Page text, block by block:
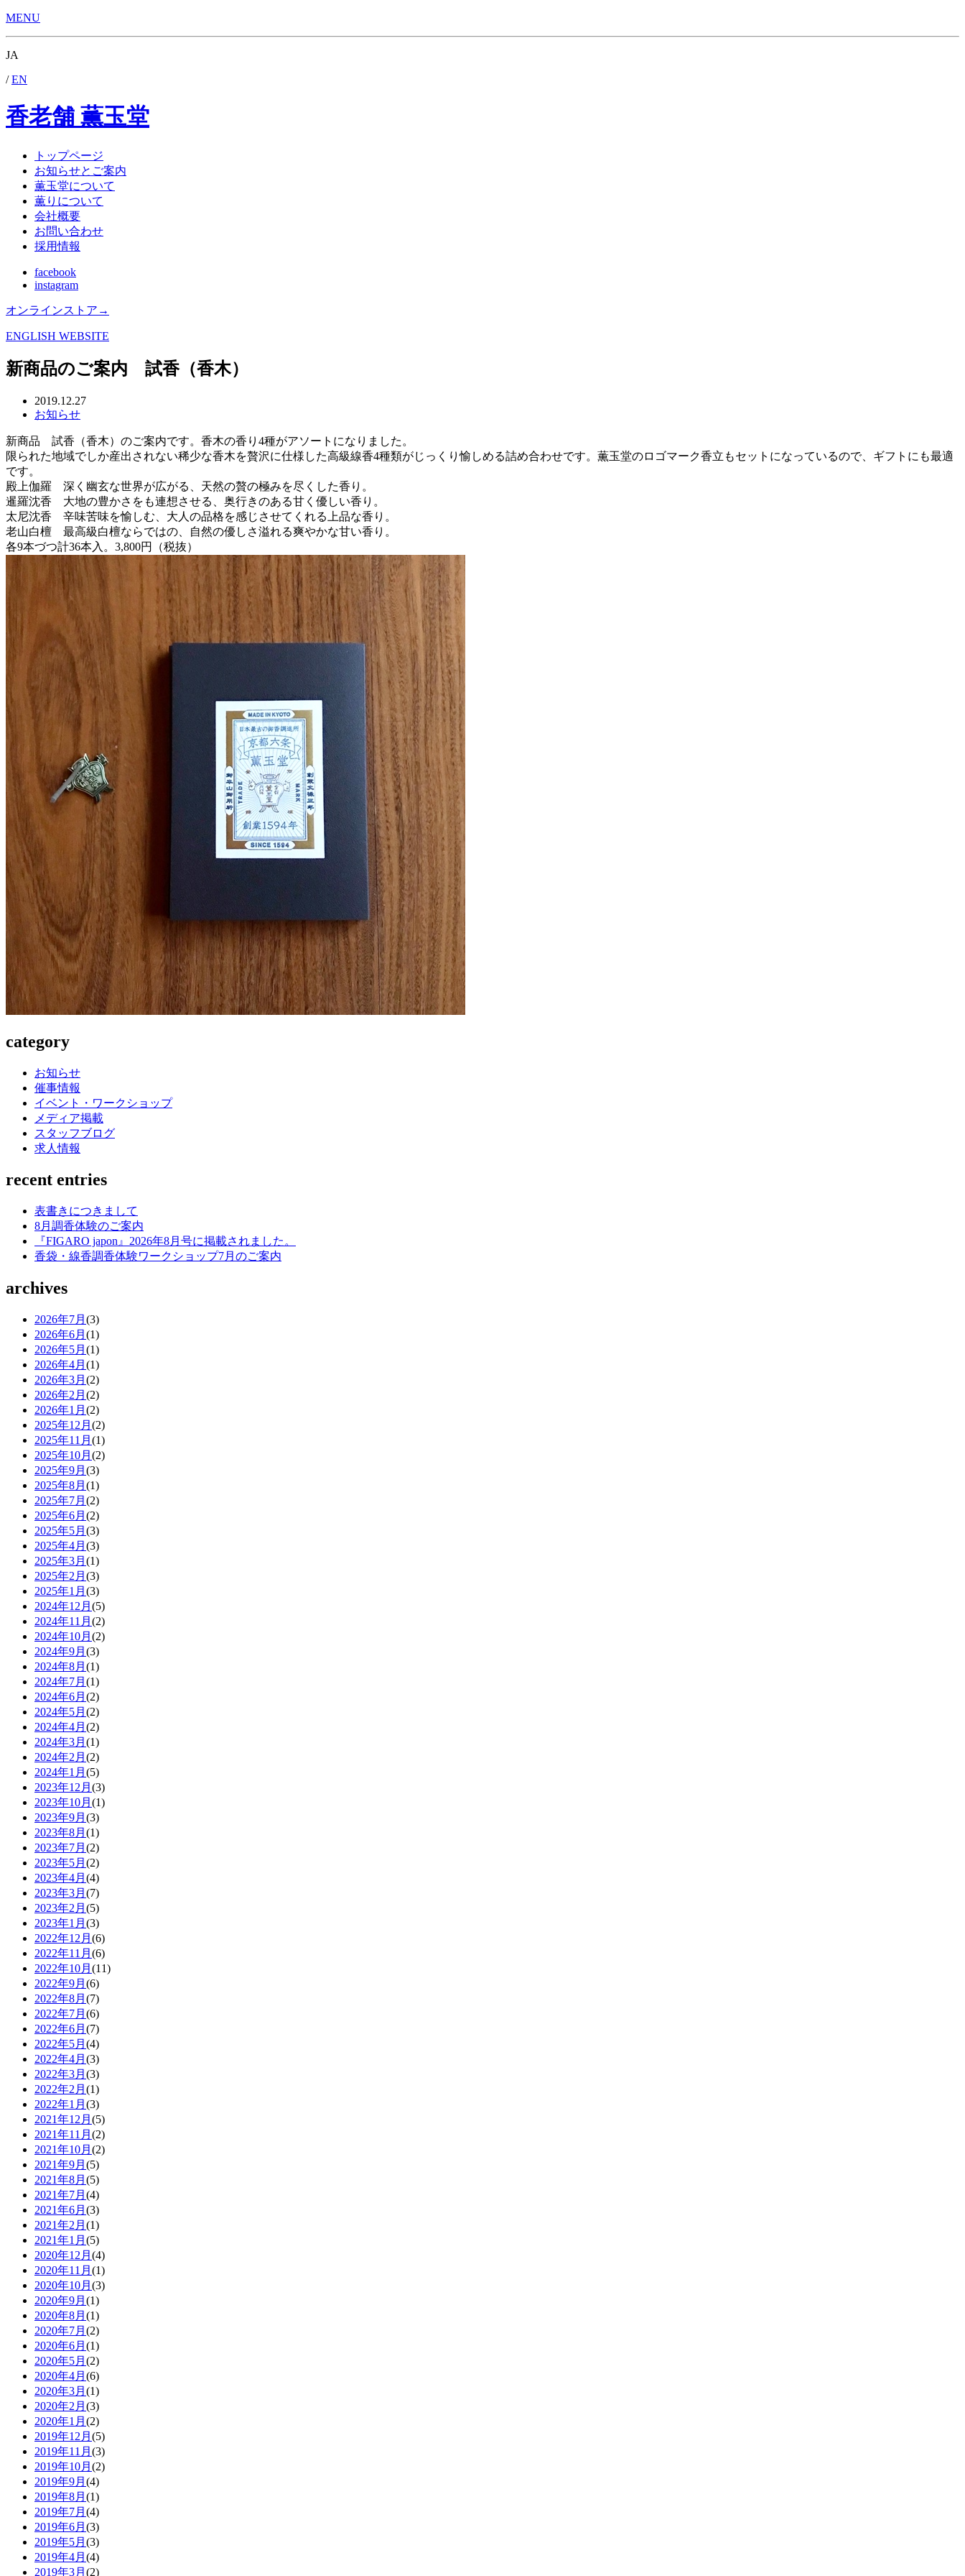
MENU
JA
/ EN
香老舗 薫玉堂
トップページ
お知らせとご案内
薫玉堂について
薫りについて
会社概要
お問い合わせ
採用情報
facebook
instagram
オンラインストア →
ENGLISH WEBSITE
新商品のご案内 試香（香木）
2019.12.27
お知らせ
新商品 試香（香木）のご案内です。香木の香り4種がアソートになりました。
限られた地域でしか産出されない稀少な香木を贅沢に仕様した高級線香4種類がじっくり愉しめる詰め合わせです。薫玉堂のロゴマーク香立もセットになっているので、ギフトにも最適
です。
殿上伽羅 深く幽玄な世界が広がる、天然の贅の極みを尽くした香り。
暹羅沈香 大地の豊かさをも連想させる、奥行きのある甘く優しい香り。
太尼沈香 辛味苦味を愉しむ、大人の品格を感じさせてくれる上品な香り。
老山白檀 最高級白檀ならではの、自然の優しさ溢れる爽やかな甘い香り。
各9本づつ計36本入。3,800円（税抜）
category
お知らせ
催事情報
イベント・ワークショップ
メディア掲載
スタッフブログ
求人情報
recent entries
表書きにつきまして
8月調香体験のご案内
『FIGARO japon』2026年8月号に掲載されました。
香袋・線香調香体験ワークショップ7月のご案内
archives
2026年7月 (3)
2026年6月 (1)
2026年5月 (1)
2026年4月 (1)
2026年3月 (2)
2026年2月 (2)
2026年1月 (2)
2025年12月 (2)
2025年11月 (1)
2025年10月 (2)
2025年9月 (3)
2025年8月 (1)
2025年7月 (2)
2025年6月 (2)
2025年5月 (3)
2025年4月 (3)
2025年3月 (1)
2025年2月 (3)
2025年1月 (3)
2024年12月 (5)
2024年11月 (2)
2024年10月 (2)
2024年9月 (3)
2024年8月 (1)
2024年7月 (1)
2024年6月 (2)
2024年5月 (2)
2024年4月 (2)
2024年3月 (1)
2024年2月 (2)
2024年1月 (5)
2023年12月 (3)
2023年10月 (1)
2023年9月 (3)
2023年8月 (1)
2023年7月 (2)
2023年5月 (2)
2023年4月 (4)
2023年3月 (7)
2023年2月 (5)
2023年1月 (3)
2022年12月 (6)
2022年11月 (6)
2022年10月 (11)
2022年9月 (6)
2022年8月 (7)
2022年7月 (6)
2022年6月 (7)
2022年5月 (4)
2022年4月 (3)
2022年3月 (3)
2022年2月 (1)
2022年1月 (3)
2021年12月 (5)
2021年11月 (2)
2021年10月 (2)
2021年9月 (5)
2021年8月 (5)
2021年7月 (4)
2021年6月 (3)
2021年2月 (1)
2021年1月 (5)
2020年12月 (4)
2020年11月 (1)
2020年10月 (3)
2020年9月 (1)
2020年8月 (1)
2020年7月 (2)
2020年6月 (1)
2020年5月 (2)
2020年4月 (6)
2020年3月 (1)
2020年2月 (3)
2020年1月 (2)
2019年12月 (5)
2019年11月 (3)
2019年10月 (2)
2019年9月 (4)
2019年8月 (1)
2019年7月 (4)
2019年6月 (3)
2019年5月 (3)
2019年4月 (4)
2019年3月 (2)